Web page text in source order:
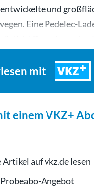
und
Eine Pedelec-
mit VKZ
einem VKZ+
auf vkz.de lesen
Angebot